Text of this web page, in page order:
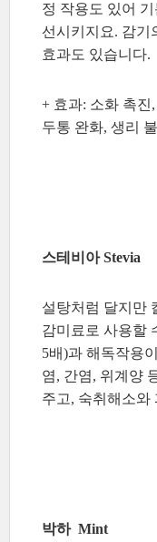
정 작용도 있어
선시키지요. 감기
효과도 있습니다.
+ 효과: 소화 촉진
두통 완화, 생리
스테비아 Stevia
설탕처럼 달지만
감미료로 사용할
5배)과 해독작용
염, 간염, 위계양
주고, 숙취해소와
박하 Mint